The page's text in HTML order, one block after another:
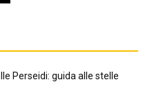
Perseidi: guida alle stelle